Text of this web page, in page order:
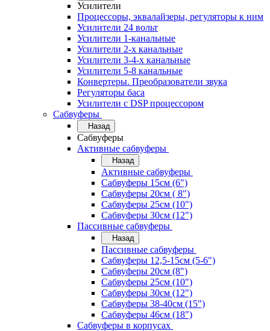
Усилители
Процессоры, эквалайзеры, регуляторы к ним
Усилители 24 вольт
Усилители 1-канальные
Усилители 2-х канальные
Усилители 3-4-х канальные
Усилители 5-8 канальные
Конвертеры. Преобразователи звука
Регуляторы баса
Усилители с DSP процессором
Сабвуферы
Назад
Сабвуферы
Активные сабвуферы
Назад
Активные сабвуферы
Сабвуферы 15см (6")
Сабвуферы 20см ( 8")
Сабвуферы 25см (10")
Сабвуферы 30см (12")
Пассивные сабвуферы
Назад
Пассивные сабвуферы
Сабвуферы 12,5-15см (5-6")
Сабвуферы 20см (8")
Сабвуферы 25см (10")
Сабвуферы 30см (12")
Сабвуферы 38-40см (15")
Сабвуферы 46см (18")
Сабвуферы в корпусах